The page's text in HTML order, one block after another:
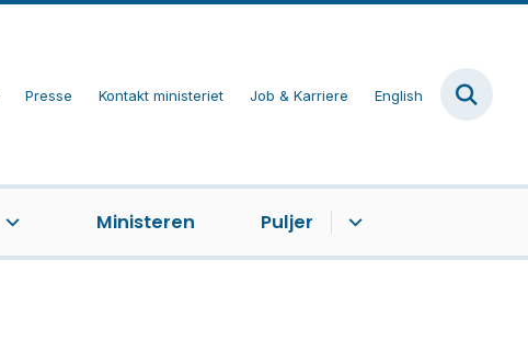
Presse Kontakt ministeriet Job & Karriere English
Ministeren Puljer